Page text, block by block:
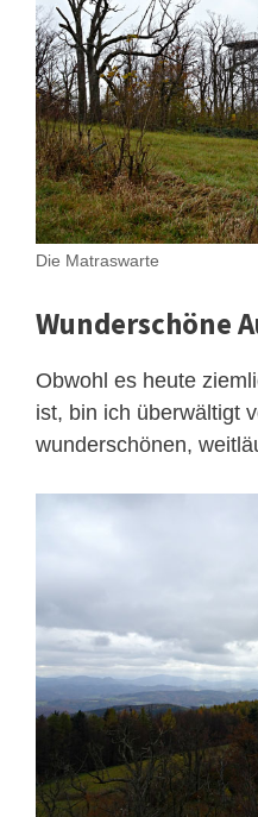
Die Matraswarte
Wunderschöne
Obwohl es heute
ist, bin ich überwältigt
wunderschönen,